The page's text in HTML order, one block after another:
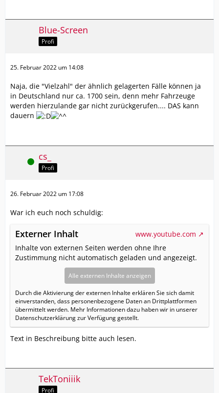
Blue-Screen
Profi
25. Februar 2022 um 14:08
Naja, die "Vielzahl" der ähnlich gelagerten Fälle können ja
in Deutschland nur ca. 1700 sein, denn mehr Fahrzeuge
werden hierzulande gar nicht zurückgerufen.... DAS kann
dauern
Online cs_
Profi
26. Februar 2022 um 17:08
War ich euch noch schuldig:
Externer Inhalt
www.youtube.com
Inhalte von externen Seiten werden ohne Ihre
Zustimmung nicht automatisch geladen und angezeigt.
Alle externen Inhalte anzeigen
Durch die Aktivierung der externen Inhalte erklären Sie sich damit
einverstanden, dass personenbezogene Daten an Drittplattformen
übermittelt werden. Mehr Informationen dazu haben wir in unserer
Datenschutzerklärung zur Verfügung gestellt.
Text in Beschreibung bitte auch lesen.
TekToniiik
Profi